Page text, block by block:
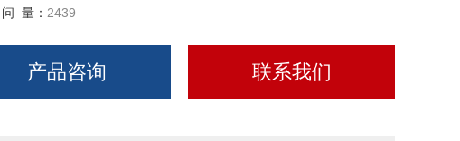
量： 2439
产品咨询 联系我们